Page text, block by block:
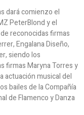
dará comienzo el
PeterBlond y el
reconocidas firmas
Engalana Diseño,
siendo los
firmas Maryna Torres y
actuación musical del
bailes de la Compañía
de Flamenco y Danza